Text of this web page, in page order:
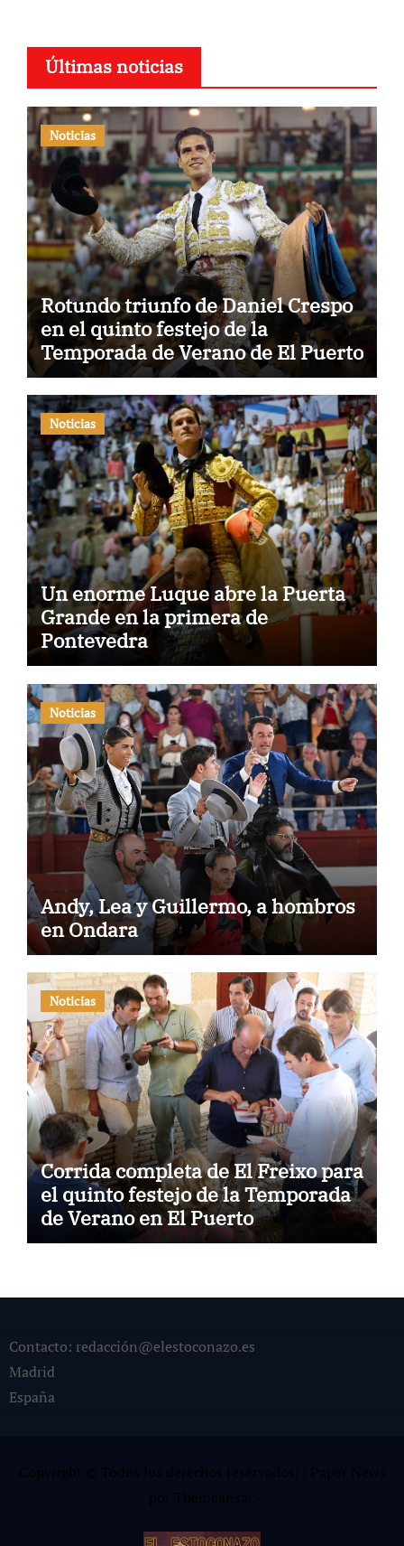
Últimas noticias
Noticias
Rotundo triunfo de Daniel Crespo
en el quinto festejo de la
Temporada de Verano de El Puerto
Noticias
Un enorme Luque abre la Puerta
Grande en la primera de
Pontevedra
Noticias
Andy, Lea y Guillermo, a hombros
en Ondara
Noticias
Corrida completa de El Freixo para
el quinto festejo de la Temporada
de Verano en El Puerto
Contacto: redacción@elestoconazo.es
Madrid
España